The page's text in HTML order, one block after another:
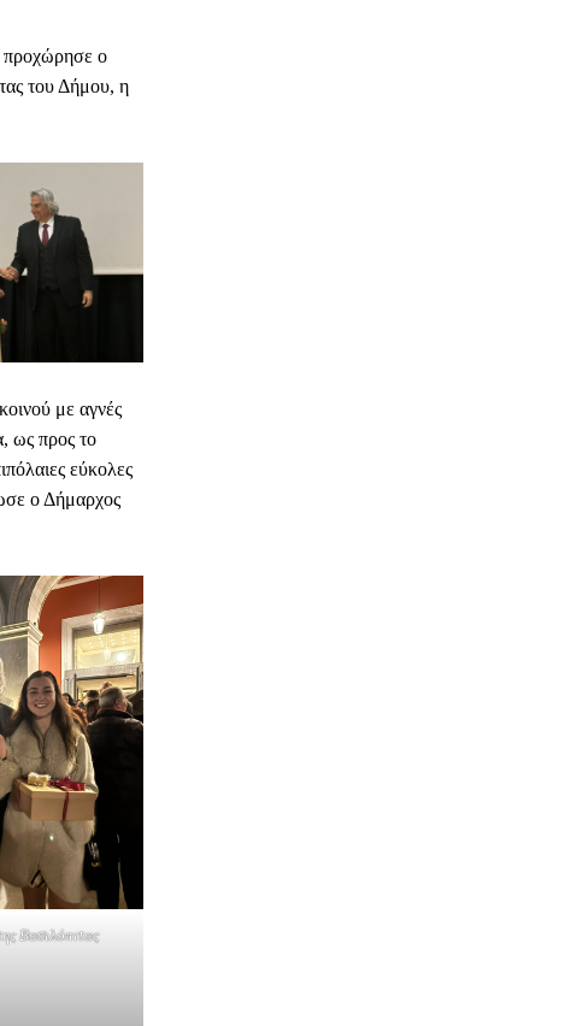
προχώρησε ο
του Δήμου, η
με αγνές
ως προς το
εύκολες
ο Δήμαρχος
Βασιλόπιτας